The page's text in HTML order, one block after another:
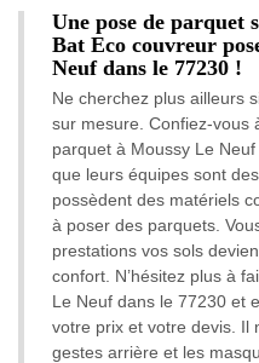
Une pose de parquet
Bat Eco couvreur
Neuf dans le 77230 !
Ne cherchez plus ailleurs
sur mesure. Confiez-vous
parquet à Moussy Le
que leurs équipes sont
possèdent des matériels
à poser des parquets.
prestations vos sols
confort. N’hésitez plus à
Le Neuf dans le 77230 et
votre prix et votre devis. Il
gestes arrière et les